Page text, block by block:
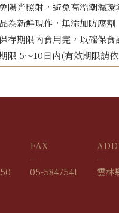
陽光照射，避免高溫潮濕環
為新鮮現作，無添加防腐
存期限內食用完，以確保食
限 5～10日內(有效期限請
FAX
05-5847541
雲林